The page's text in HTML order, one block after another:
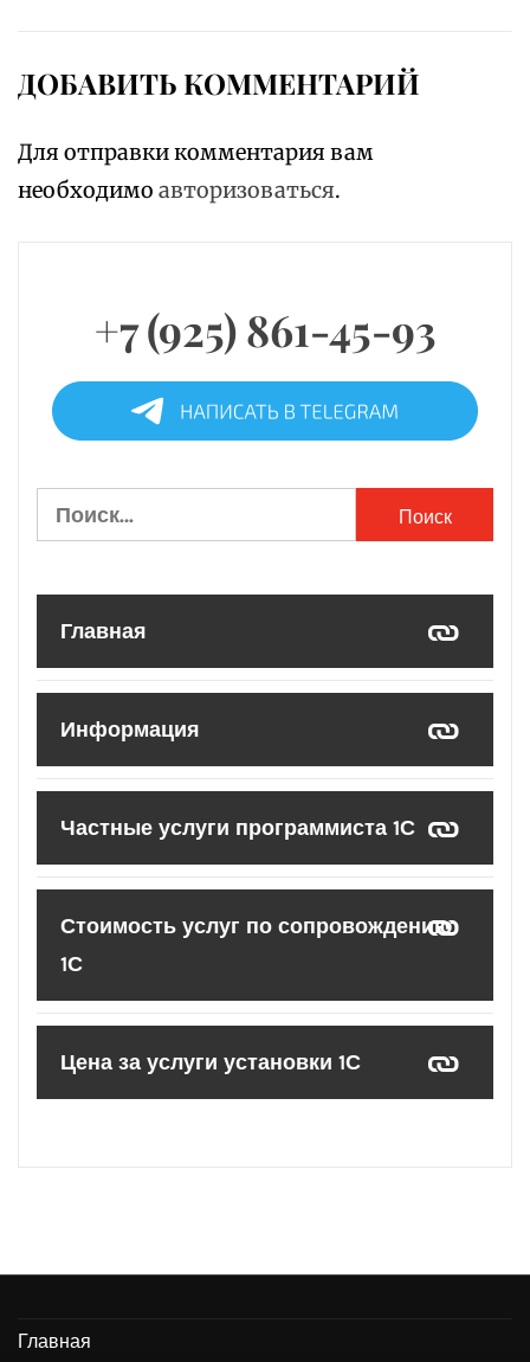
ДОБАВИТЬ КОММЕНТАРИЙ
Для отправки комментария вам
необходимо авторизоваться.
+7 (925) 861-45-93
Найти:
Главная
Информация
Частные услуги программиста 1С
Стоимость услуг по сопровождению
1С
Цена за услуги установки 1С
Главная